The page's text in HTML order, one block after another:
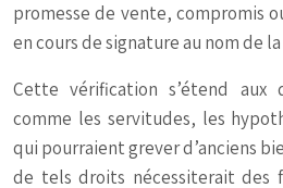
promesse de vente, compromis
en cours de signature au nom de
Cette vérification s’étend aux
comme les servitudes, les
qui pourraient grever d’anciens
de tels droits nécessiterait des